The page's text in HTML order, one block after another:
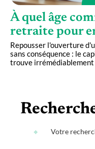
À quel âge
retraite pour
Repousser l'ouverture
sans conséquence : le
trouve